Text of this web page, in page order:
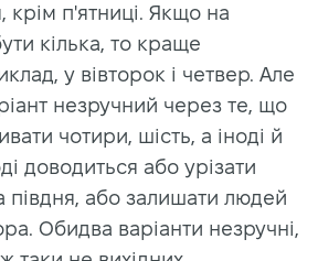
крім п'ятниці. Якщо на
кілька, то краще
у вівторок і четвер. Але
незручний через те, що
чотири, шість, а іноді й
доводиться або урізати
півдня, або залишати людей
Обидва варіанти незручні,